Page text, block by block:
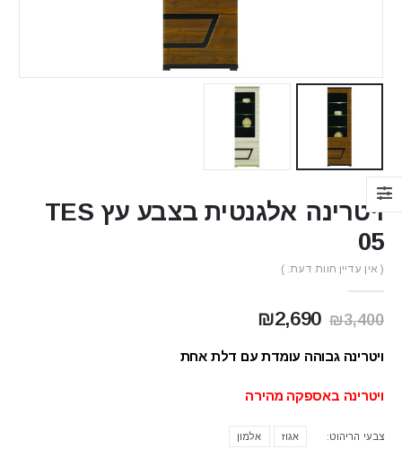
ויטרינה אלגנטית בצבע עץ TES
05
( אין עדיין חוות דעת. )
₪3,400
המחיר
היה:
₪2,690
הוא:
ויטרינה גבוהה עומדת עם דלת אחת
ויטרינה באספקה מהירה
צבעי הריהוט אגוז אלמון